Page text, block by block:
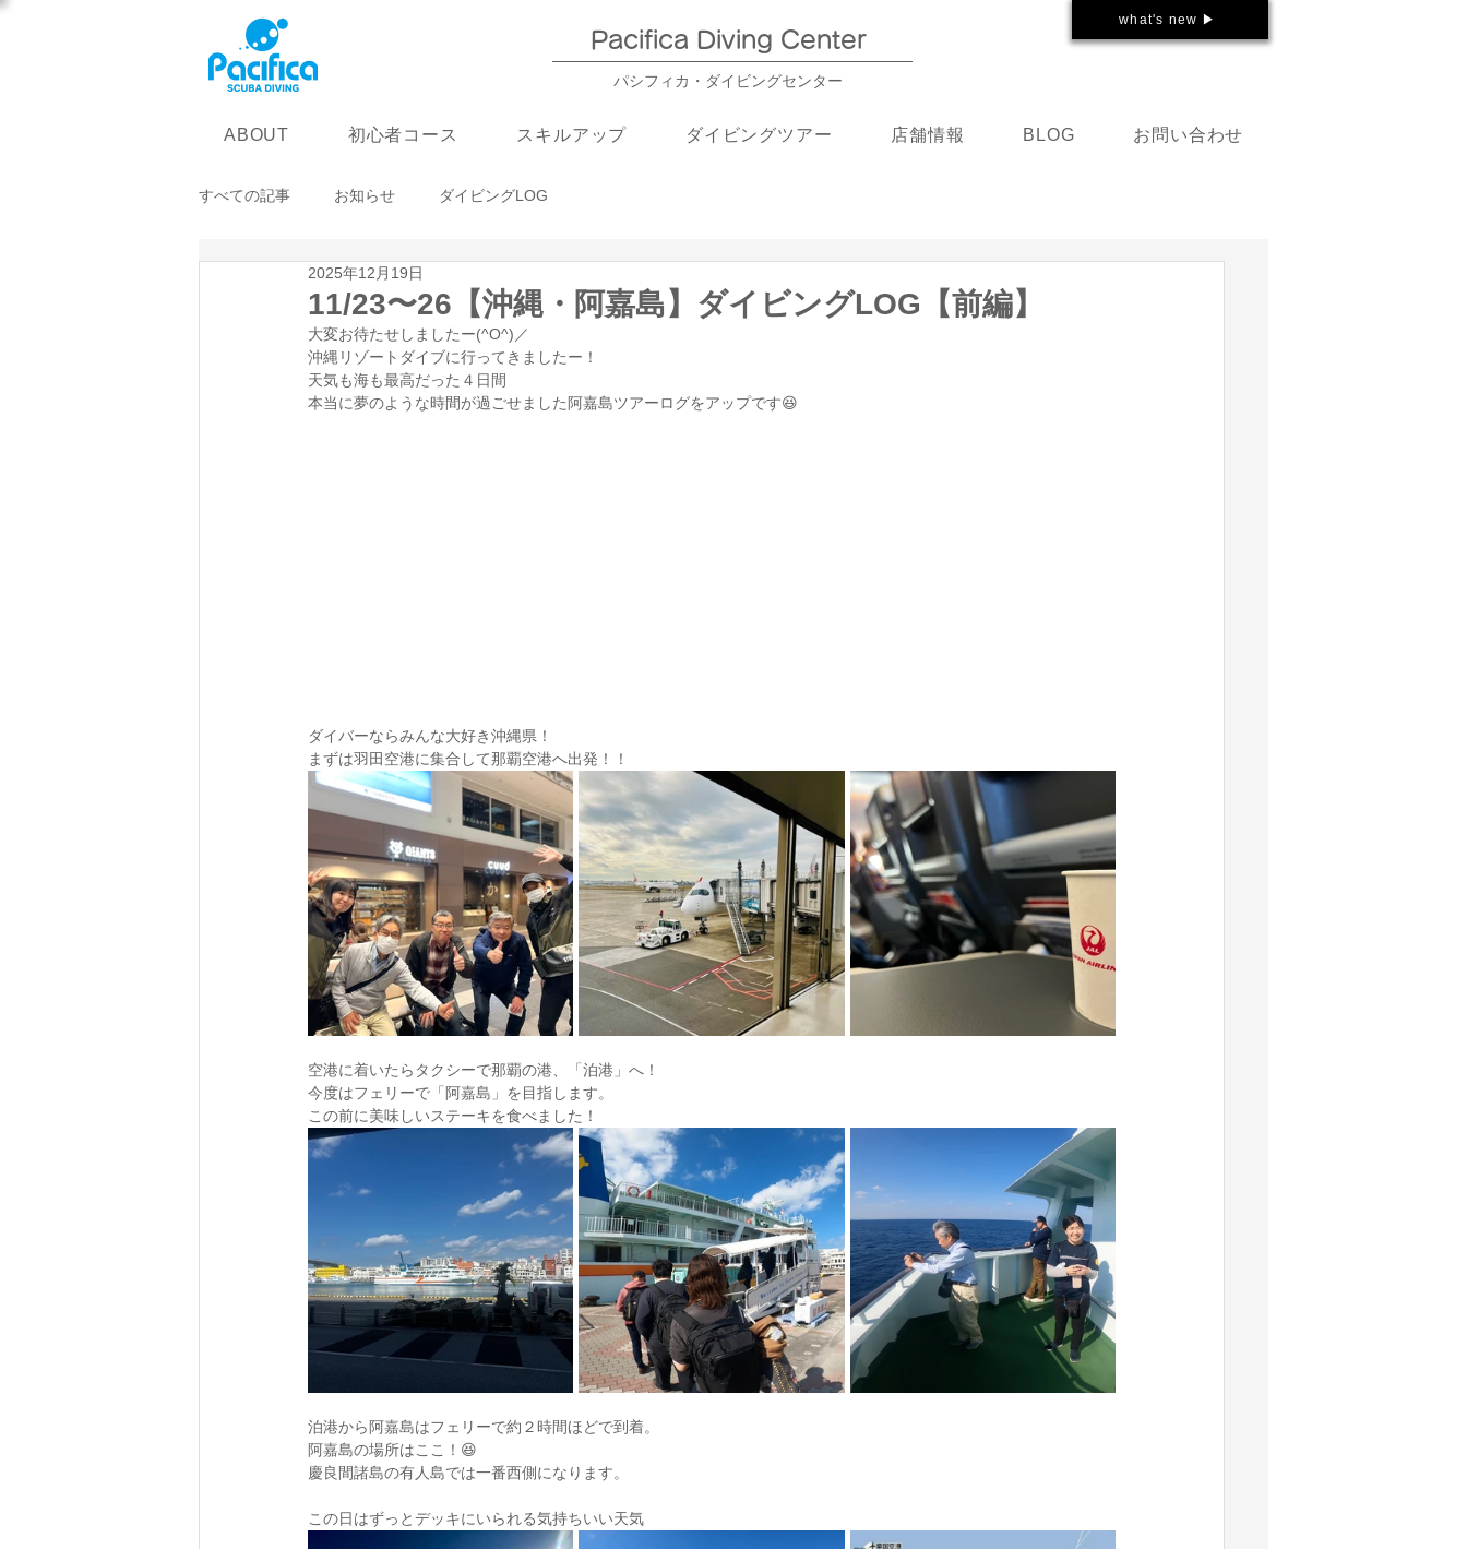
Pacifica Diving Center​
パシフィカ・ダイビングセンター
what's new ▶
ABOUT 初心者コース スキルアップ ダイビングツアー 店舗情報 BLOG お問い合わせ
すべての記事 お知らせ ダイビングLOG
11/23〜26【沖縄・阿嘉島】ダイビングLOG【前編】
2025年12月19日
大変お待たせしましたー(^O^)／
沖縄リゾートダイブに行ってきましたー！
天気も海も最高だった４日間
本当に夢のような時間が過ごせました阿嘉島ツアーログをアップです😆
ダイバーならみんな大好き沖縄県！
まずは羽田空港に集合して那覇空港へ出発！！
空港に着いたらタクシーで那覇の港、「泊港」へ！
今度はフェリーで「阿嘉島」を目指します。
この前に美味しいステーキを食べました！
泊港から阿嘉島はフェリーで約２時間ほどで到着。
阿嘉島の場所はここ！😆
慶良間諸島の有人島では一番西側になります。
この日はずっとデッキにいられる気持ちいい天気